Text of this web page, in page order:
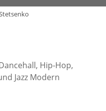
Hip-Hop,
Jazz Modern